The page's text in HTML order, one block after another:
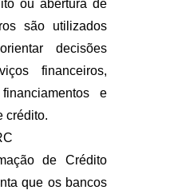
ou abertura de
são utilizados
decisões
financeiros,
e
crédito.
de Crédito
que os bancos